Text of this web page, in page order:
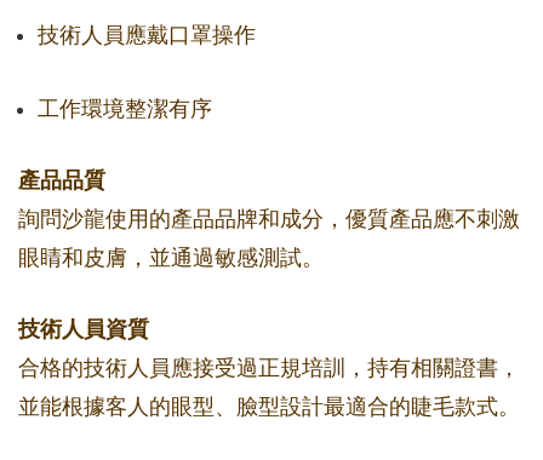
技術人員應戴口罩操作
工作環境整潔有序
產品品質
詢問沙龍使用的產品品牌和成分，優質產品應不刺激
眼睛和皮膚，並通過敏感測試。
技術人員資質
合格的技術人員應接受過正規培訓，持有相關證書，
並能根據客人的眼型、臉型設計最適合的睫毛款式。